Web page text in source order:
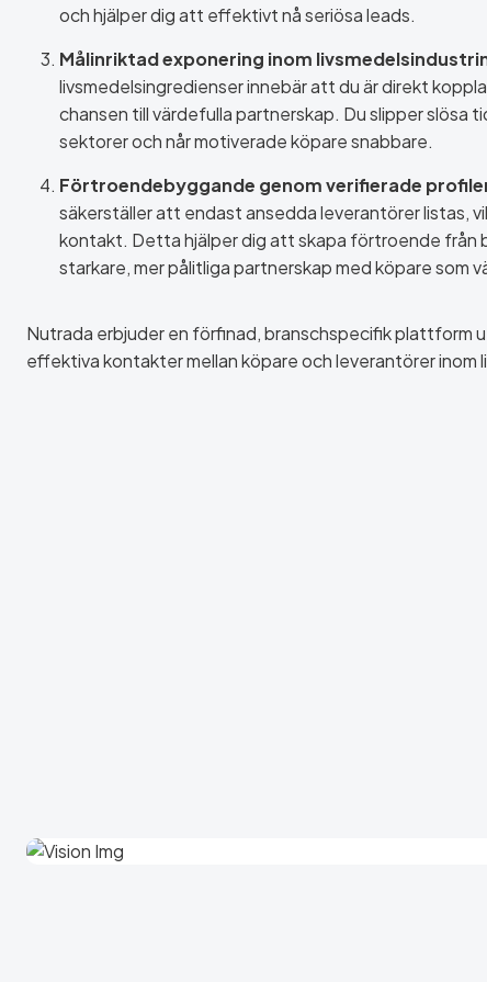
och hjälper dig att effektivt nå seriösa leads.
Målinriktad exponering inom
livsmedelsingredienser innebär att du är direkt
chansen till värdefulla partnerskap. Du slipper slösa
sektorer och når motiverade köpare snabbare.
Förtroendebyggande genom verifierade
säkerställer att endast ansedda leverantörer listas,
kontakt. Detta hjälper dig att skapa förtroende från
starkare, mer pålitliga partnerskap med köpare
Nutrada erbjuder en förfinad, branschspecifik plattform
effektiva kontakter mellan köpare och leverantörer inom